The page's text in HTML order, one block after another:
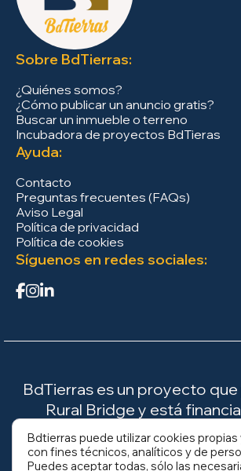
Sobre BdTierras:
¿Quiénes somos?
¿Cómo publicar un anuncio gratis?
Buscar un inmueble o terreno
Incubadora de proyectos BdTieras
Ayuda:
Contacto
Preguntas frecuentes (FAQs)
Aviso Legal
Política de privacidad
Política de cookies
Síguenos en redes sociales:
BdTierras es un proyecto
Rural Bridge y está
Ministerio para la Transición
Reto Demográfico
Bdtierras puede utilizar cookies
con fines técnicos, analíticos y de
Puedes aceptar todas, sólo las